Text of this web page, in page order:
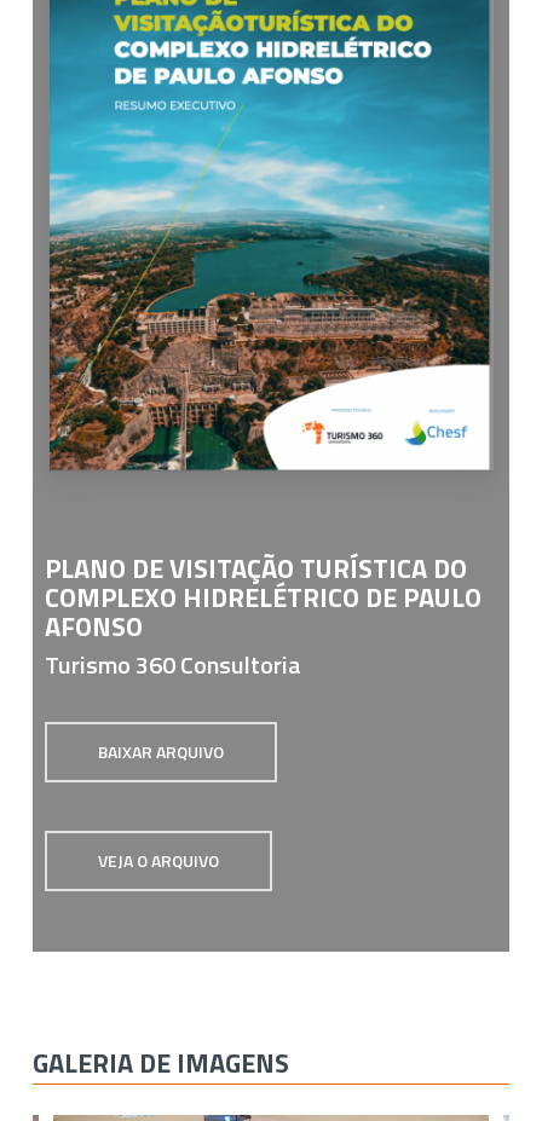
PLANO DE VISITAÇÃO TURÍSTICA DO
COMPLEXO HIDRELÉTRICO DE PAULO
AFONSO
Turismo 360 Consultoria
BAIXAR ARQUIVO
VEJA O ARQUIVO
GALERIA DE IMAGENS